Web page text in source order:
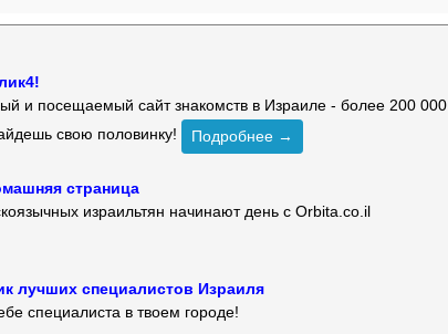
и посещаемый сайт знакомств в Израиле - более 200 000
свою половинку!
Подробнее →
страница
израильтян начинают день с Orbita.co.il
лучших специалистов Израиля
специалиста в твоем городе!